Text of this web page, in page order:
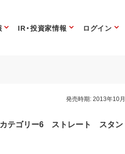
IR・投資家情報 ログイン
発売時期:2013年10月
テゴリー6 ストレート スタン